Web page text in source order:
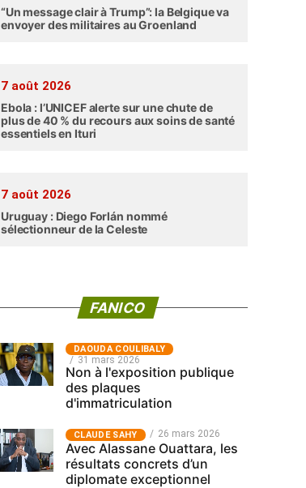
“Un message clair à Trump”: la Belgique va
envoyer des militaires au Groenland
7 août 2026
Ebola : l’UNICEF alerte sur une chute de
plus de 40 % du recours aux soins de santé
essentiels en Ituri
7 août 2026
Uruguay : Diego Forlán nommé
sélectionneur de la Celeste
FANICO
‎DAOUDA COULIBALY
31 mars 2026
Non à l'exposition publique
des plaques
d'immatriculation
CLAUDE SAHY 26 mars 2026
Avec Alassane Ouattara, les
résultats concrets d’un
diplomate exceptionnel